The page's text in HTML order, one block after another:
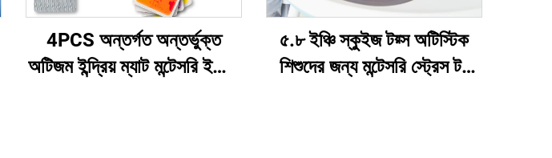
4PCS অন্তর্গত অন্তর্ভুক্ত
অটিজম ইন্দ্রিয় ম্যাট মন্টেসরি ইন্দ্রিয়
৫.৮ ইঞ্চি স্কুইজ টয়্স অটিস্টিক
শিশুদের জন্য মন্টেসরি স্ট্রেস টয়